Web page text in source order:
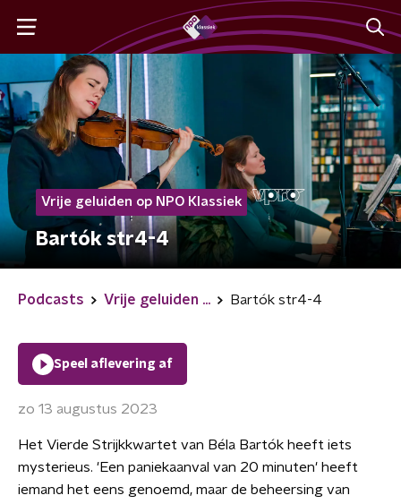
Vrije geluiden op NPO Klassiek
Bartók str4-4
Podcasts Vrije geluiden ... Bartók str4-4
Speel aflevering af
zo 13 augustus 2023
Het Vierde Strijkkwartet van Béla Bartók heeft iets
mysterieus. 'Een paniekaanval van 20 minuten' heeft
iemand het eens genoemd, maar de beheersing van